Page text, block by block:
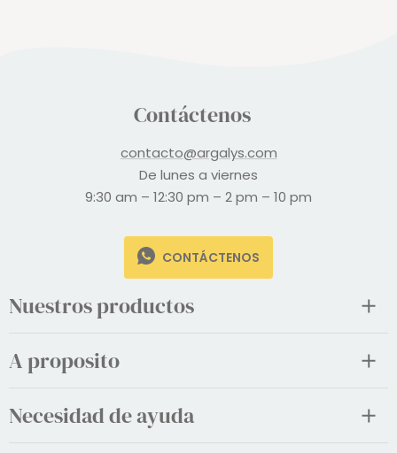
Contáctenos
contacto@argalys.com
De lunes a viernes
9:30 am – 12:30 pm – 2 pm – 10 pm
CONTÁCTENOS
Nuestros productos
A proposito
Necesidad de ayuda